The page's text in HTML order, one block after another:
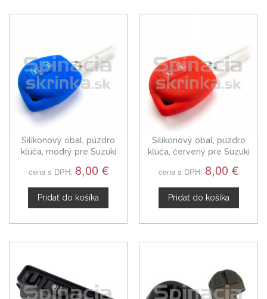
Silikonový obal, púzdro
kľúča, modrý pre Suzuki
cena s DPH: 8,00 €
Pridať do košíka
Silikonový obal, púzdro
kľúča, červený pre Suzuki
cena s DPH: 8,00 €
Pridať do košíka